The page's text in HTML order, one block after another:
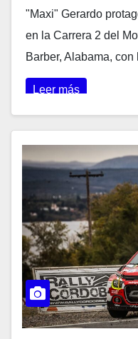
"Maxi" Gerardo
en la Carrera 2 del
Barber, Alabama,
Leer más